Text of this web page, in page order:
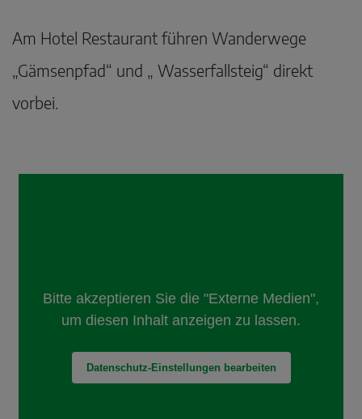
Am Hotel Restaurant führen Wanderwege
„Gämsenpfad“ und „ Wasserfallsteig“ direkt
vorbei.